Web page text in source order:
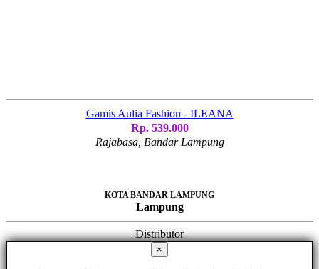
Gamis Aulia Fashion - ILEANA
Rp. 539.000
Rajabasa, Bandar Lampung
KOTA BANDAR LAMPUNG
Lampung
Distributor
×